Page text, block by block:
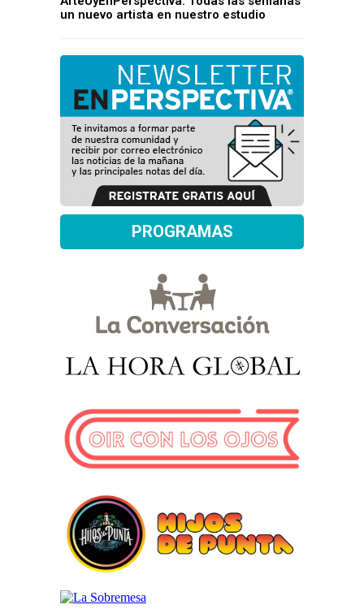
un nuevo artista en nuestro estudio
PROGRAMAS